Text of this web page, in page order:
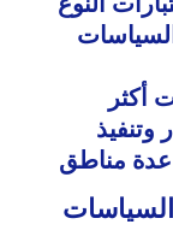
أكثر
وتنفيذ
عدة مناطق
السياسات